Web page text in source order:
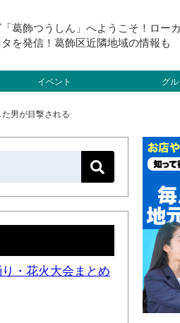
葛飾つうしん」へようこそ！ロー
を発信！葛飾区近隣地域の情報も
イベント グル
男が目撃される
・花火大会まとめ